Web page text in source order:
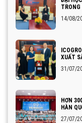
TRONG
14/08/
XUẤT
31/07/
HƠN
HÀN
27/07/